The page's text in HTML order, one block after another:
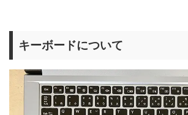
キーボードについて